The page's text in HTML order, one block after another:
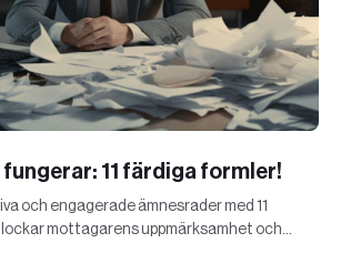
11 färdiga formler!
och engagerade ämnesrader med 11
mottagarens uppmärksamhet och